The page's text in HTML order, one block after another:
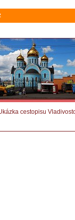
cestopisu